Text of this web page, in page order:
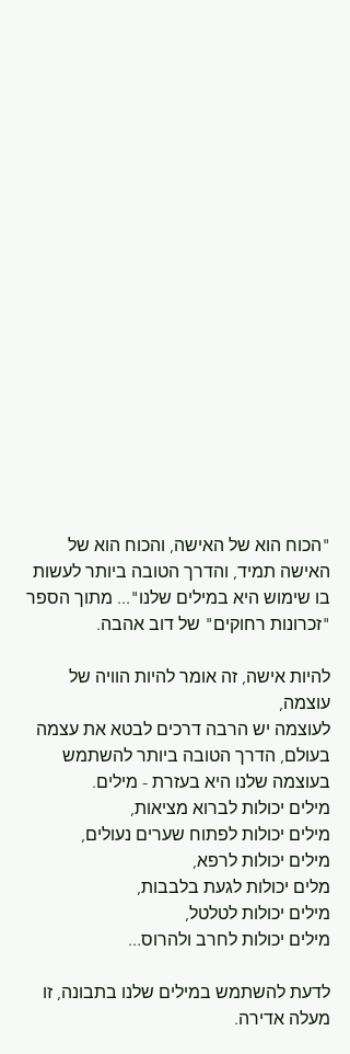
"הכוח הוא של האישה, והכוח הוא של
האישה תמיד, והדרך הטובה ביותר לעשות
בו שימוש היא במילים שלנו"... מתוך הספר
"זכרונות רחוקים" של דוב אהבה.
להיות אישה, זה אומר להיות הוויה של
עוצמה,
לעוצמה יש הרבה דרכים לבטא את עצמה
בעולם, הדרך הטובה ביותר להשתמש
בעוצמה שלנו היא בעזרת - מילים.
מילים יכולות לברוא מציאות,
מילים יכולות לפתוח שערים נעולים,
מילים יכולות לרפא,
מלים יכולות לגעת בלבבות,
מילים יכולות לטלטל,
מילים יכולות לחרב ולהרוס...
לדעת להשתמש במילים שלנו בתבונה, זו
מעלה אדירה.